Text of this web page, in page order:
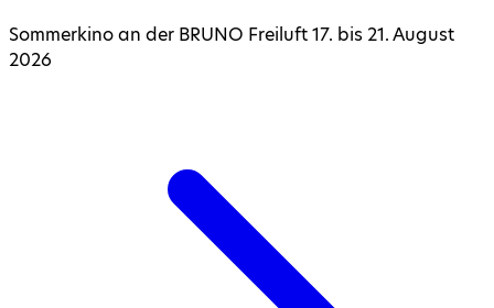
Sommerkino an der BRUNO Freiluft 17. bis 21. August
2026